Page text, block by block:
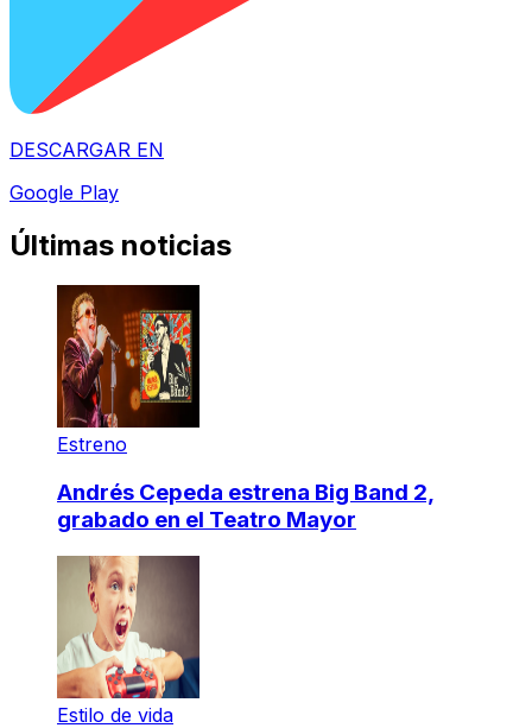
DESCARGAR EN
Google Play
Últimas noticias
Estreno
Andrés Cepeda estrena Big Band 2,
grabado en el Teatro Mayor
Estilo de vida